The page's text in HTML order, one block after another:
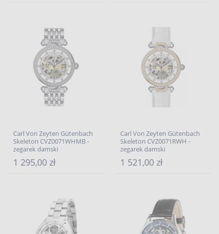
Carl Von Zeyten Gütenbach
Skeleton CVZ0071WHMB -
zegarek damski
1 295,00 zł
Carl Von Zeyten Gütenbach
Skeleton CVZ0071RWH -
zegarek damski
1 521,00 zł